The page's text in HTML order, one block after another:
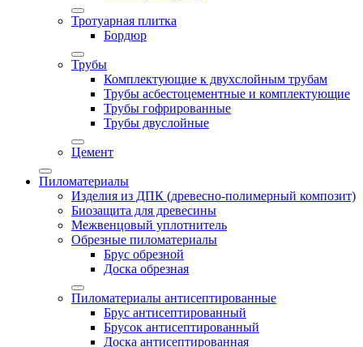
Тротуарная плитка
Бордюр
Трубы
Комплектующие к двухслойным трубам
Трубы асбестоцементные и комплектующие
Трубы гофрированные
Трубы двуслойные
Цемент
Пиломатериалы
Изделия из ДПК (древесно-полимерный композит)
Биозащита для древесины
Межвенцовый уплотнитель
Обрезные пиломатериалы
Брус обрезной
Доска обрезная
Пиломатериалы антисептированные
Брус антисептированный
Брусок антисептированный
Доска антисептированная